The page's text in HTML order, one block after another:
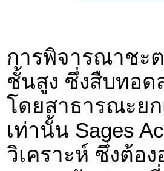
การพิจารณาชะ
ชั้นสูง ซึ่งสืบทอด
โดยสาธารณะย
เท่านั้น Sages
วิเคราะห์ ซึ่งต้อ